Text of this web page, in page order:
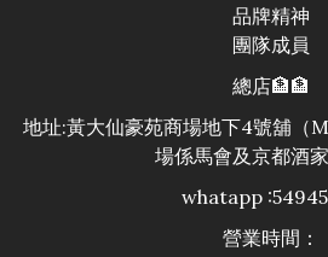
品牌精神
團隊成員
總店🏦🏦
地址:黃大仙豪苑商場地下4號舖（
場係馬會及京都酒家
whatapp
營業時間：